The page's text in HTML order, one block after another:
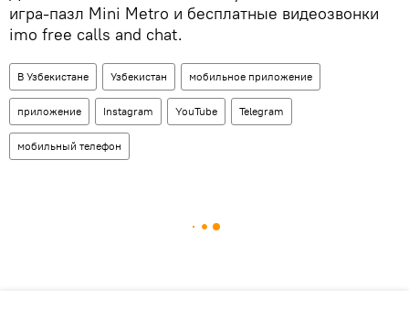
игра-пазл Mini Metro и бесплатные видеозвонки
imo free calls and chat.
В Узбекистане Узбекистан мобильное приложение
приложение Instagram YouTube Telegram
мобильный телефон